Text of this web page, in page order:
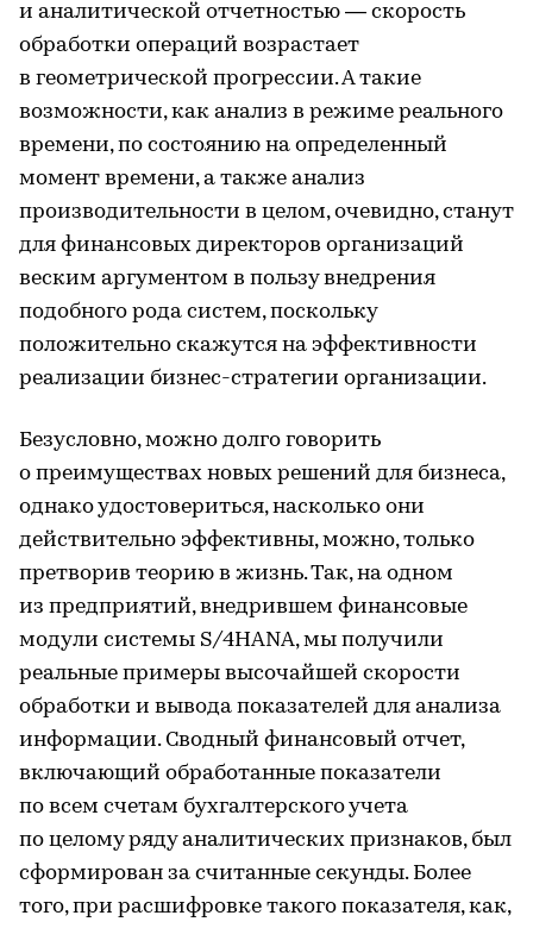
и аналитической отчетностью — скорость
обработки операций возрастает
в геометрической прогрессии. А такие
возможности, как анализ в режиме реального
времени, по состоянию на определенный
момент времени, а также анализ
производительности в целом, очевидно, станут
для финансовых директоров организаций
веским аргументом в пользу внедрения
подобного рода систем, поскольку
положительно скажутся на эффективности
реализации бизнес-стратегии организации.
Безусловно, можно долго говорить
о преимуществах новых решений для бизнеса,
однако удостовериться, насколько они
действительно эффективны, можно, только
претворив теорию в жизнь. Так, на одном
из предприятий, внедрившем финансовые
модули системы S/4HANA, мы получили
реальные примеры высочайшей скорости
обработки и вывода показателей для анализа
информации. Сводный финансовый отчет,
включающий обработанные показатели
по всем счетам бухгалтерского учета
по целому ряду аналитических признаков, был
сформирован за считанные секунды. Более
того, при расшифровке такого показателя, как,